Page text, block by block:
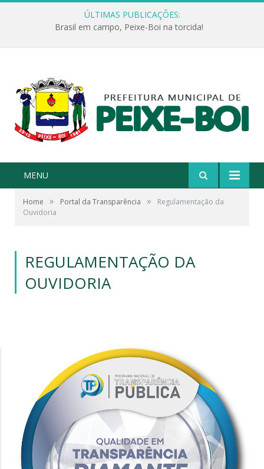
ÚLTIMAS PUBLICAÇÕES:
Brasil em campo, Peixe-Boi na torcida!
MENU
Home » Portal da Transparência »
Regulamentação da
Ouvidoria
REGULAMENTAÇÃO DA
OUVIDORIA